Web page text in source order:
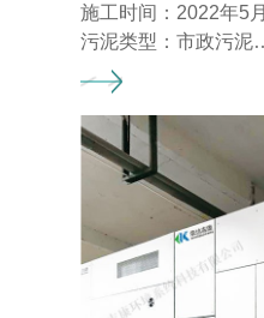
施工时间：2022年5月
污泥类型：市政污泥
干化工艺：连续深度